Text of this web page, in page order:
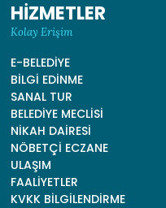
HİZMETLER
Kolay Erişim
E-BELEDİYE
BİLGİ EDİNME
SANAL TUR
BELEDİYE MECLİSİ
NİKAH DAİRESİ
NÖBETÇİ ECZANE
ULAŞIM
FAALİYETLER
KVKK BİLGİLENDİRME